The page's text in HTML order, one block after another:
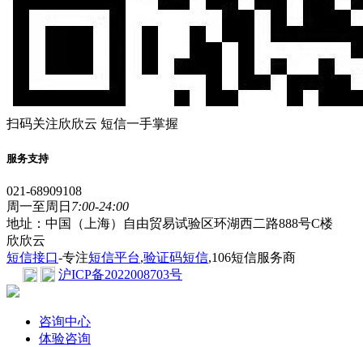
扫码关注欣欣云 短信一手掌握
服务支持
021-68909108
周一至周日 7:00-24:00
地址：中国（上海）自由贸易试验区环湖西二路888号C楼
欣欣云
短信接口-专注短信平台,验证码短信,106短信服务商
沪ICP备2022008703号
咨询中心
体验咨询